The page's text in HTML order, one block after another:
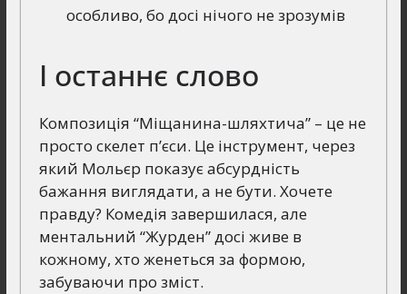
особливо, бо досі нічого не зрозумів
І останнє слово
Композиція “Міщанина-шляхтича” – це не
просто скелет п’єси. Це інструмент, через
який Мольєр показує абсурдність
бажання виглядати, а не бути. Хочете
правду? Комедія завершилася, але
ментальний “Журден” досі живе в
кожному, хто женеться за формою,
забуваючи про зміст.